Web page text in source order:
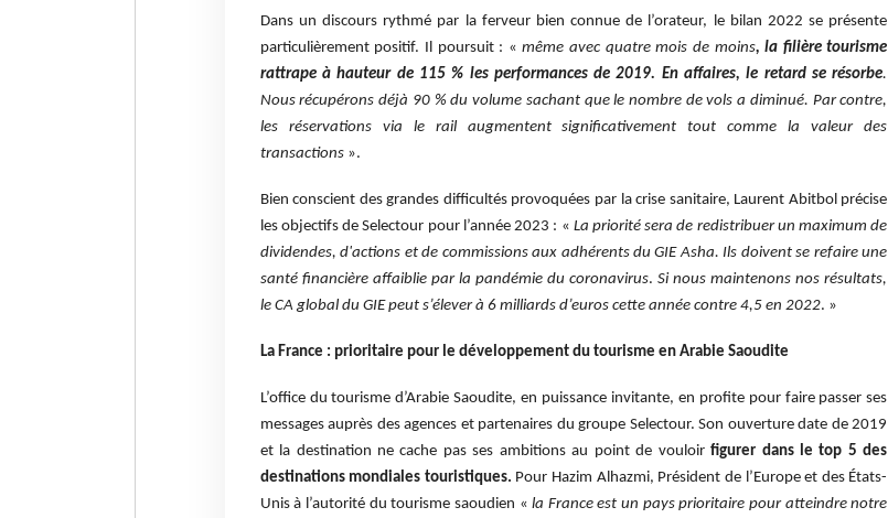
Dans un discours rythmé par la ferveur bien connue de l’orateur, le bilan 2022 se présente
particulièrement positif. Il poursuit : «même avec quatre mois de moins, la filière tourisme
rattrape à hauteur de 115 % les performances de 2019. En affaires, le retard se résorbe.
Nous récupérons déjà 90 % du volume sachant que le nombre de vols a diminué. Par contre,
les réservations via le rail augmentent significativement tout comme la valeur des
transactions».
Bien conscient des grandes difficultés provoquées par la crise sanitaire, Laurent Abitbol précise
les objectifs de Selectour pour l’année 2023 : « La priorité sera de redistribuer un maximum de
dividendes, d'actions et de commissions aux adhérents du GIE Asha. Ils doivent se refaire une
santé financière affaiblie par la pandémie du coronavirus.Si nous maintenons nos résultats,
le CA global du GIE peut s’élever à 6 milliards d’euros cette année contre 4,5 en 2022. »
La France : prioritaire pour le développement du tourisme en Arabie Saoudite
L’office du tourisme d’Arabie Saoudite, en puissance invitante, en profite pour faire passer ses
messages auprès des agences et partenaires du groupe Selectour. Son ouverture date de 2019
et la destination ne cache pas ses ambitions au point de vouloirfigurer dans le top 5 des
destinations mondiales touristiques. Pour Hazim Alhazmi, Président de l’Europe et des États-
Unis à l’autorité du tourisme saoudien «la France est un pays prioritaire pour atteindre notre